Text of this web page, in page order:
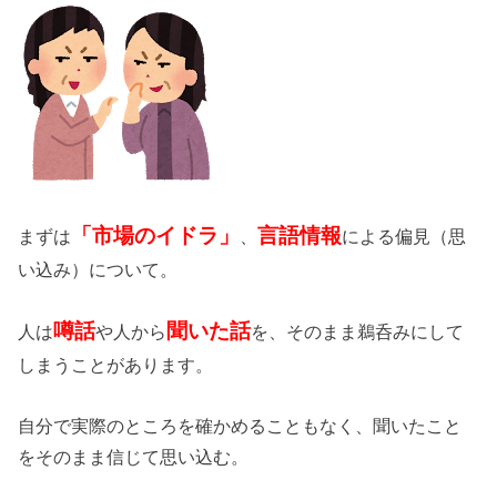
まずは 「市場のイドラ」 、言語情報による偏見（思
い込み）について。
人は噂話や人から 聞いた話を、そのまま鵜呑みにして
しまうことがあります。
自分で実際のところを確かめることもなく、聞いたこと
をそのまま信じて思い込む。